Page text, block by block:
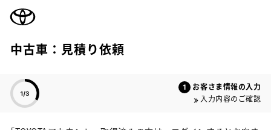
中古車：見積り依頼
お客さま情報の入力
入力内容のご確認